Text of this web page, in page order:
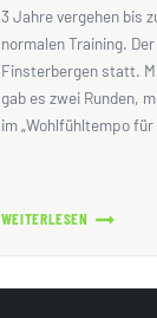
3 Jahre vergehen bis
normalen Training.
Finsterbergen statt.
gab es zwei Runden,
im „Wohlfühltempo
WEITERLESEN
4.